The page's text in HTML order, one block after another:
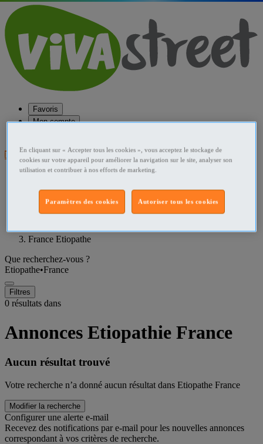
Favoris
Mon compte
Publier une annonce
Favoris
Menu
France Etiopathe
Que recherchez-vous ?
Etiopathe•France
Filtres
0 résultats dans
Annonces Etiopathie France
Aucun résultat trouvé
Votre recherche n’a donné aucun résultat dans Etiopathe France
Modifier la recherche
Configurer une alerte e-mail
Recevez des notifications par e-mail pour les nouvelles annonces
correspondant à vos critères de recherche.
En cliquant sur « Accepter tous les cookies », vous acceptez le stockage de
cookies sur votre appareil pour améliorer la navigation sur le site, analyser son
utilisation et contribuer à nos efforts de marketing.
Autoriser tous les cookies
Paramètres des cookies